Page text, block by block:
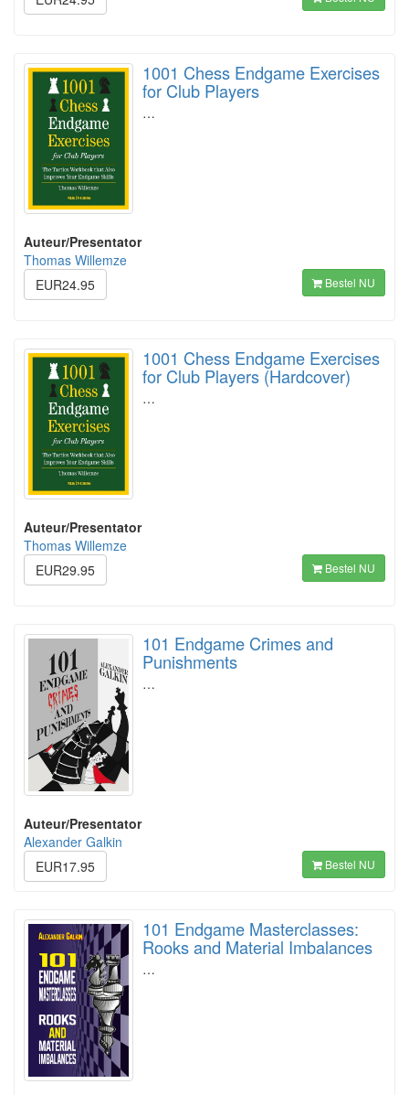
1001 Chess Endgame Exercises
for Club Players
…
Auteur/Presentator
Thomas Willemze
EUR24.95
Bestel NU
1001 Chess Endgame Exercises
for Club Players (Hardcover)
…
Auteur/Presentator
Thomas Willemze
EUR29.95
Bestel NU
101 Endgame Crimes and
Punishments
…
Auteur/Presentator
Alexander Galkin
EUR17.95
Bestel NU
101 Endgame Masterclasses:
Rooks and Material Imbalances
…